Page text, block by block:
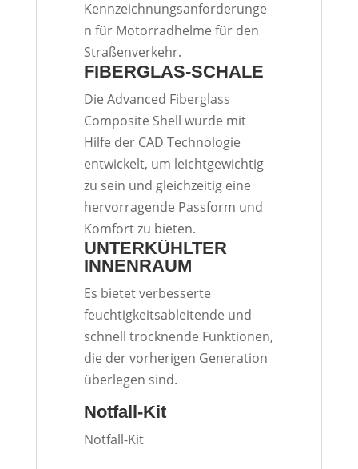
Kennzeichnungsanforderunge
n für Motorradhelme für den
Straßenverkehr.
FIBERGLAS-SCHALE
Die Advanced Fiberglass
Composite Shell wurde mit
Hilfe der CAD Technologie
entwickelt, um leichtgewichtig
zu sein und gleichzeitig eine
hervorragende Passform und
Komfort zu bieten.
UNTERKÜHLTER
INNENRAUM
Es bietet verbesserte
feuchtigkeitsableitende und
schnell trocknende Funktionen,
die der vorherigen Generation
überlegen sind.
Notfall-Kit
Notfall-Kit